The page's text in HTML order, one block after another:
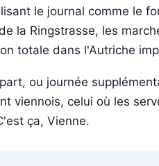
le journal comme le
la Ringstrasse, les
totale dans l'Autriche
ou journée
viennois, celui où les
ça, Vienne.